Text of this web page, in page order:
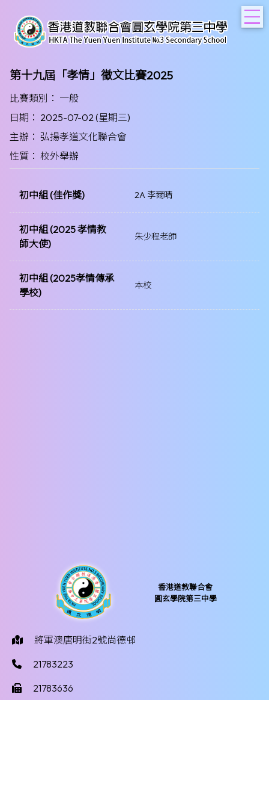
第十九屆「孝情」徵文比賽2025
比賽類別： 一般
日期： 2025-07-02 (星期三)
主辦： 弘揚孝道文化聯合會
性質： 校外舉辦
初中組 (佳作獎) 2A 李爾晴
初中組 (2025 孝情教
師大使)
朱少程老師
初中組 (2025孝情傳承
學校)
本校
香港道教聯合會
圓玄學院第三中學
將軍澳唐明街2號尚德邨
21783223
21783636